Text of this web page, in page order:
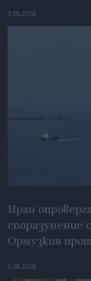
3.08.2026
Иран
споразумение
Ормузкия
2.08.2026